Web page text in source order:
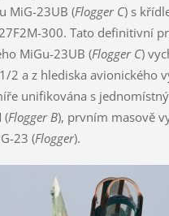
MiG-23UB (Flogger C) s
300. Tato definitivní
MiGu-23UB (Flogger C)
2 a z hlediska avionického
unifikována s
(Flogger B), prvním masově
23 (Flogger).